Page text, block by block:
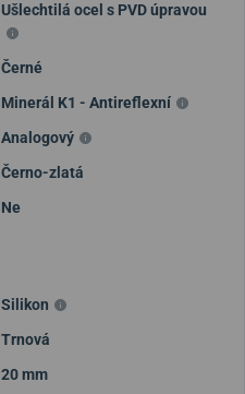
Ušlechtilá ocel s PVD úpravou
Černé
Minerál K1 - Antireflexní
Analogový
Černo-zlatá
Ne
Silikon
Trnová
20 mm